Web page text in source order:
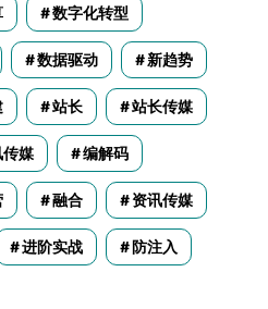
数字化转型
数据驱动 新趋势
站长 站长传媒
媒 编解码
融合 资讯传媒
进阶实战 防注入